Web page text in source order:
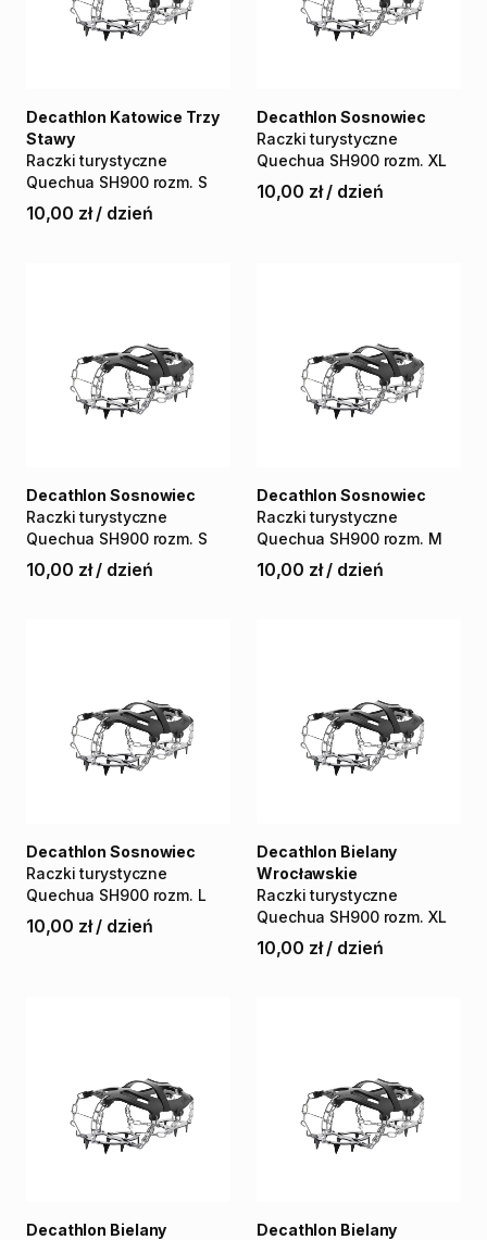
Raczki turystyczne
Quechua SH900 rozm. S
Decathlon Katowice Trzy
Stawy
10,00 zł / dzień
Raczki turystyczne
Quechua SH900 rozm. XL
Decathlon Sosnowiec
10,00 zł / dzień
Raczki turystyczne
Quechua SH900 rozm. S
Decathlon Sosnowiec
10,00 zł / dzień
Raczki turystyczne
Quechua SH900 rozm. M
Decathlon Sosnowiec
10,00 zł / dzień
Raczki turystyczne
Quechua SH900 rozm. L
Decathlon Sosnowiec
10,00 zł / dzień
Raczki turystyczne
Quechua SH900 rozm. XL
Decathlon Bielany
Wrocławskie
10,00 zł / dzień
Decathlon Bielany
Decathlon Bielany